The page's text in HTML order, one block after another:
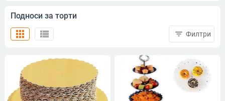
Подноси за торти
view_list
apps filter_list Филтри